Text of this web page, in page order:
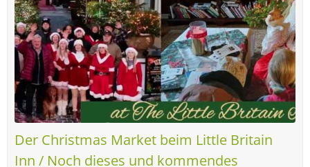
Der Christmas Market beim Little Britain
Inn / Noch dieses und kommendes